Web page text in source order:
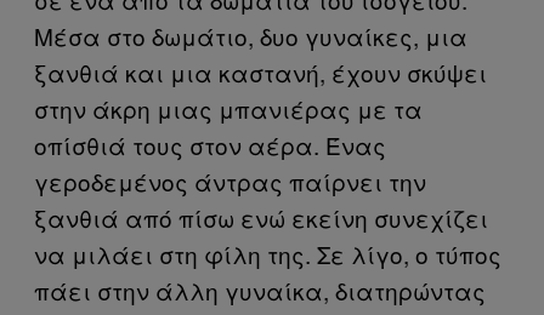
Μέσα στο δωμάτιο, δυο γυναίκες, μια
ξανθιά και μια καστανή, έχουν σκύψει
στην άκρη μιας μπανιέρας με τα
οπίσθιά τους στον αέρα. Ένας
γεροδεμένος άντρας παίρνει την
ξανθιά από πίσω ενώ εκείνη συνεχίζει
να μιλάει στη φίλη της. Σε λίγο, ο τύπος
πάει στην άλλη γυναίκα, διατηρώντας